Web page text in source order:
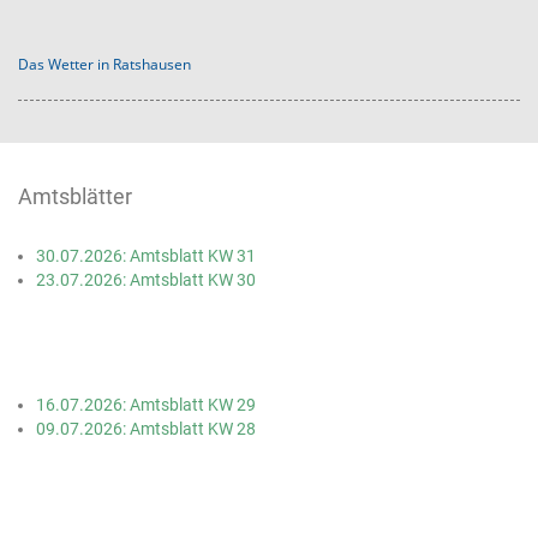
Das Wetter in Ratshausen
Amtsblätter
30.07.2026: Amtsblatt KW 31
23.07.2026: Amtsblatt KW 30
16.07.2026: Amtsblatt KW 29
09.07.2026: Amtsblatt KW 28